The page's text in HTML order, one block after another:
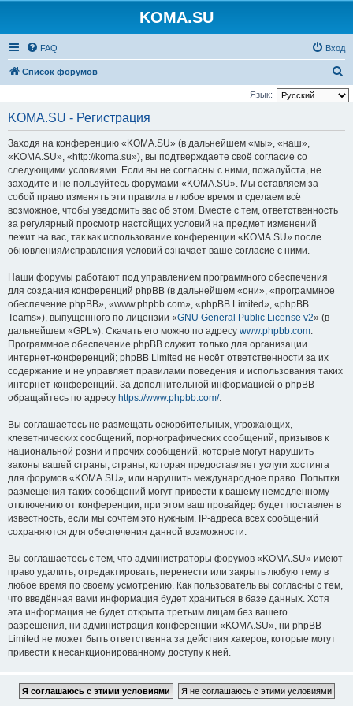
KOMA.SU
FAQ Вход
Список форумов
о
Язык:
KOMA.SU - Регистрация
Заходя на конференцию «KOMA.SU» (в дальнейшем «мы», «наш»,
«KOMA.SU», «http://koma.su»), вы подтверждаете своё согласие со
следующими условиями. Если вы не согласны с ними, пожалуйста, не
заходите и не пользуйтесь форумами «KOMA.SU». Мы оставляем за
собой право изменять эти правила в любое время и сделаем всё
возможное, чтобы уведомить вас об этом. Вместе с тем, ответственность
за регулярный просмотр настойщих условий на предмет изменений
лежит на вас, так как использование конференции «KOMA.SU» после
обновления/исправления условий означает ваше согласие с ними.
Наши форумы работают под управлением программного обеспечения
для создания конференций phpBB (в дальнейшем «они», «программное
обеспечение phpBB», «www.phpbb.com», «phpBB Limited», «phpBB
Teams»), выпущенного по лицензии «GNU General Public License v2» (в
дальнейшем «GPL»). Скачать его можно по адресу www.phpbb.com.
Программное обеспечение phpBB служит только для организации
интернет-конференций; phpBB Limited не несёт ответственности за их
содержание и не управляет правилами поведения и использования таких
интернет-конференций. За дополнительной информацией о phpBB
обращайтесь по адресу https://www.phpbb.com/.
Вы соглашаетесь не размещать оскорбительных, угрожающих,
клеветнических сообщений, порнографических сообщений, призывов к
национальной розни и прочих сообщений, которые могут нарушить
законы вашей страны, страны, которая предоставляет услуги хостинга
для форумов «KOMA.SU», или нарушить международное право. Попытки
размещения таких сообщений могут привести к вашему немедленному
отключению от конференции, при этом ваш провайдер будет поставлен в
известность, если мы сочтём это нужным. IP-адреса всех сообщений
сохраняются для обеспечения данной возможности.
Вы соглашаетесь с тем, что администраторы форумов «KOMA.SU» имеют
право удалить, отредактировать, перенести или закрыть любую тему в
любое время по своему усмотрению. Как пользователь вы согласны с тем,
что введённая вами информация будет храниться в базе данных. Хотя
эта информация не будет открыта третьим лицам без вашего
разрешения, ни администрация конференции «KOMA.SU», ни phpBB
Limited не может быть ответственна за действия хакеров, которые могут
привести к несанкционированному доступу к ней.